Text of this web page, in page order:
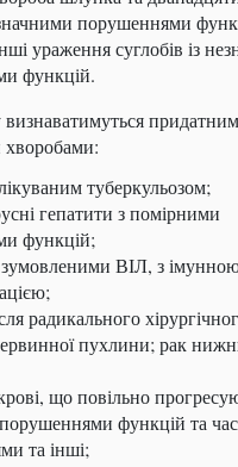
порушеннями
ураження суглобів із
функцій.
хворобами:
туберкульозом;
гепатити з помірними
функцій;
ВІЛ, з
радикального
пухлини; рак
що повільно
функцій та
та інші;